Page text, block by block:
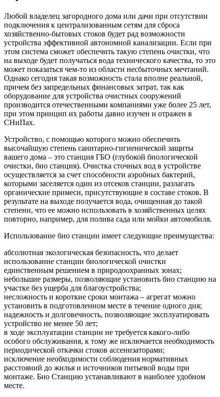
Любой владелец загородного дома или дачи при отсутствии
подключения к централизованным сетям для сброса
хозяйственно-бытовых стоков будет рад возможности
устройства эффективной автономной канализации. Если при
этом система сможет обеспечить такую степень очистки, что
на выходе будет получаться вода технического качества, то это
может показаться чем-то из области несбыточных мечтаний.
Однако сегодня такая возможность стала вполне реальной,
причем без запредельных финансовых затрат, так как
оборудование для устройства очистных сооружений
производится отечественными компаниями уже более 25 лет,
при этом принцип их работы давно изучен и отражен в
СНиПах.
Устройство, с помощью которого можно обеспечить
высочайшую степень санитарно-гигиенической защиты
вашего дома – это станция ГБО (глубокой биологической
очистки, био станция). Очистка сточных вод в устройстве
осуществляется за счет способности аэробных бактерий,
которыми заселяется один из отсеков станции, разлагать
органические примеси, присутствующие в составе стоков. В
результате на выходе получается вода, очищенная до такой
степени, что ее можно использовать в хозяйственных целях
повторно, например, для полива сада или мойки автомобиля.
Использование био станции имеет следующие преимущества:
абсолютная экологическая безопасность, что делает
использование станции биологической очистки
единственным решением в природоохранных зонах;
небольшие размеры, позволяющие установить био станцию на
участке без ущерба для благоустройства;
несложность и короткие сроки монтажа – агрегат можно
установить в подготовленном месте в течение одного дня;
надежность и долговечность, позволяющие эксплуатировать
устройство не менее 50 лет;
в ходе эксплуатации станции не требуется какого-либо
особого обслуживания, к тому же исключается необходимость
периодической откачки стоков ассенизаторами;
исключение необходимости соблюдения нормативных
расстояний до жилья и источников питьевой воды при
монтаже. Био Станцию устанавливают в наиболее удобном
месте.